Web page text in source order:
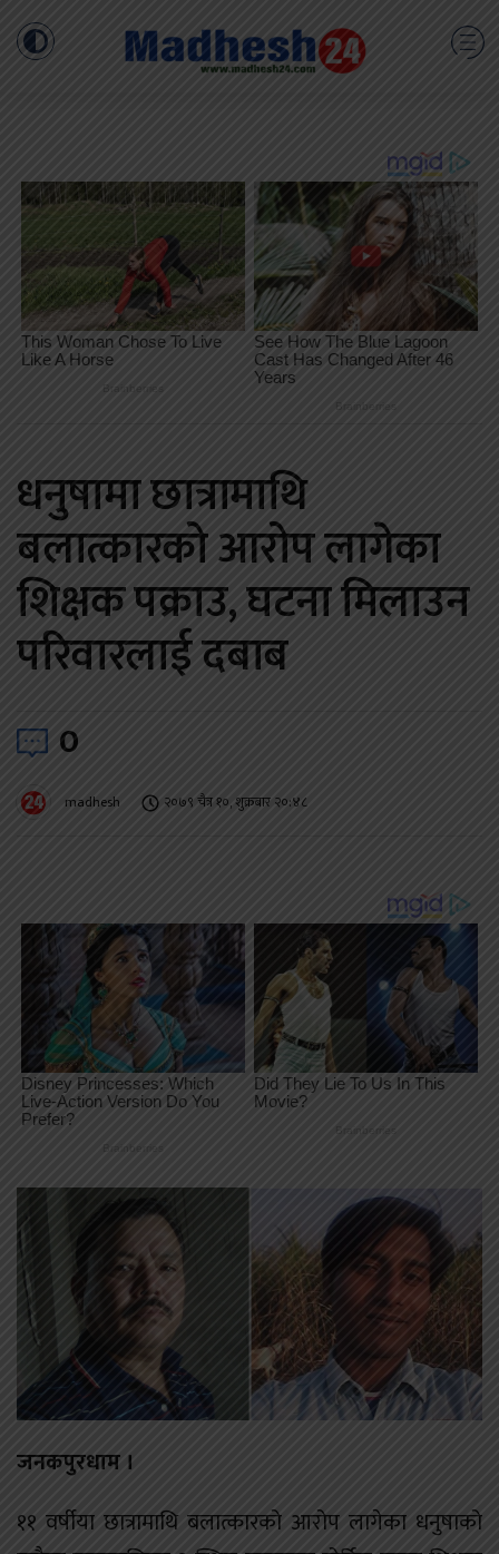
धनुषामा छात्रामाथि
बलात्कारको आरोप लागेका
शिक्षक पक्राउ, घटना मिलाउन
परिवारलाई दबाब
0
madhesh २०७९ चैत्र १०, शुक्रबार २०:४८
जनकपुरधाम ।
११ वर्षीया छात्रामाथि बलात्कारको आरोप लागेका धनुषाको